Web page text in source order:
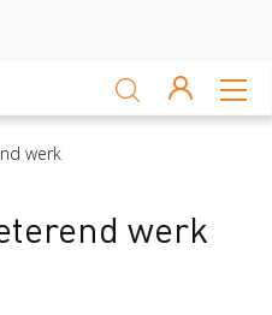
Sluiten
werk
werk